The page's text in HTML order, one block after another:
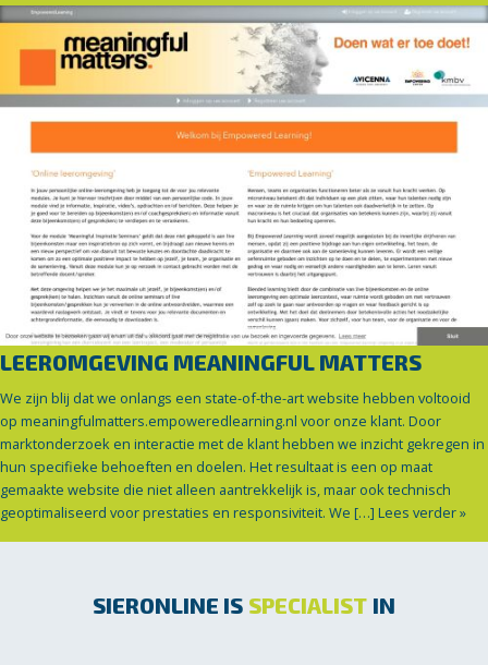
LEEROMGEVING MEANINGFUL MATTERS
We zijn blij dat we onlangs een state-of-the-art website hebben voltooid
op meaningfulmatters.empoweredlearning.nl voor onze klant. Door
marktonderzoek en interactie met de klant hebben we inzicht gekregen in
hun specifieke behoeften en doelen. Het resultaat is een op maat
gemaakte website die niet alleen aantrekkelijk is, maar ook technisch
geoptimaliseerd voor prestaties en responsiviteit. We […] Lees verder »
SIERONLINE IS SPECIALIST IN